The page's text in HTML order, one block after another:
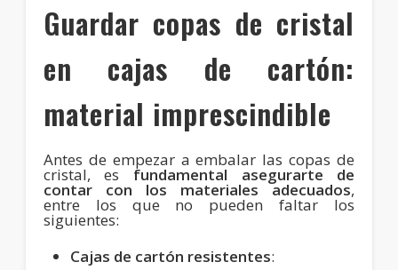
Guardar copas de cristal
en cajas de cartón:
material imprescindible
Antes de empezar a embalar las copas de
cristal, es fundamental asegurarte de
contar con los materiales adecuados,
entre los que no pueden faltar los
siguientes:
Cajas de cartón resistentes: